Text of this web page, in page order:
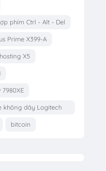
phím Ctrl - Alt - Del
Prime X399-A
X5
7980XE
không dây Logitech
bitcoin